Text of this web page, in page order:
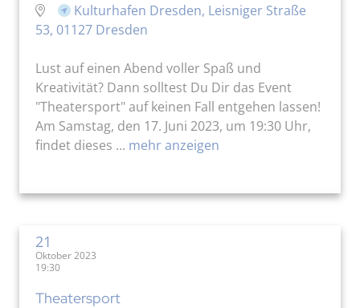
Kulturhafen Dresden, Leisniger Straße
53, 01127 Dresden
Lust auf einen Abend voller Spaß und
Kreativität? Dann solltest Du Dir das Event
"Theatersport" auf keinen Fall entgehen lassen!
Am Samstag, den 17. Juni 2023, um 19:30 Uhr,
findet dieses ... mehr anzeigen
21
Oktober 2023
19:30
Theatersport